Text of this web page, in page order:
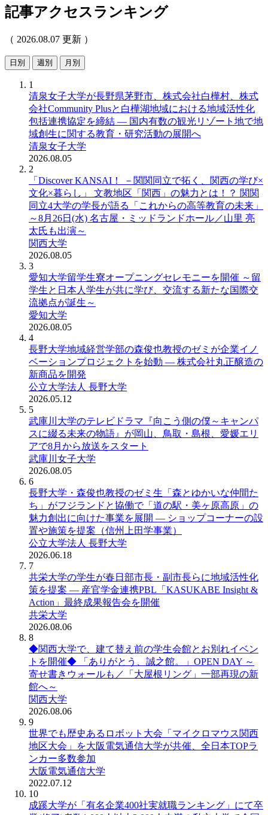
記事アクセスランキング
（ 2026.08.07 更新 ）
日別 週別 月別
1
清泉女子大学が長野県茅野市、株式会社白樺村、株式
会社Community Plusと白樺湖地域における地域活性化
包括連携協定を締結 ― 国内有数の観光リゾート地で地
域創生に関する教育・研究活動の展開へ
清泉女子大学
2026.08.05
2
「Discover KANSAI！ －関関同立で拓く、関西の学び×
文化×暮らし」 文教地区「関西」の魅力とは！？ 関関
同立4大学の学長が語る「これからの高等教育の未来」
～8月26日(水) 名古屋・ミッドランドホール／山里 亮
太氏も出演～
関西大学
2026.08.05
3
愛知大学留学生寮オープニングセレモニーを開催 ～留
学生と日本人学生が共に学び、交流する新たな国際交
流拠点が誕生～
愛知大学
2026.08.05
4
長野大学地域経営学部の森俊也教授のゼミが企業イノ
ベーションプロジェクトを始動 ― 株式会社丸正醸造の
新商品を開発
公立大学法人 長野大学
2026.05.12
5
武庫川大学のテレビドラマ『向こう側の僕～キャンパ
スに綴る未来の物語』が岡山、鳥取・島根、愛媛エリ
アで8月から放送をスタート
武庫川女子大学
2026.08.05
6
長野大学・森俊也教授のゼミ生「森とゆかいな仲間た
ち」がフジランドと協働で「道の駅・美ヶ原高原」の
魅力創出に向けた事業を展開 ― ショップコーナーの設
置や施策を提案（信州上田学事業）
公立大学法人 長野大学
2026.06.18
7
共栄大学の学生が春日部市長・副市長らに地域活性化
策を提案 ― 産官学金連携PBL「KASUKABE Insight &
Action」最終成果報告会を開催
共栄大学
2026.08.06
8
◆関西大学で、建て替え前の学生会館とお別れイベン
トを開催◆ 「ありがとう、誠之館。」OPEN DAY ～
寄せ書きウォールも／「大屋根リング」一部再現の新
館へ～
関西大学
2026.08.06
9
世界でも歴史あるロボット大会「マイクロマウス関西
地区大会」を大阪電気通信大学が共催、全日本TOPラ
ンカー多数参加
大阪電気通信大学
2022.07.12
10
成蹊大学が「有名企業400社実就職ランキング」にて卒